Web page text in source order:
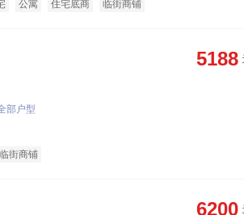
公寓 住宅底商 临街商铺
5188
部户型
临街商铺
6200